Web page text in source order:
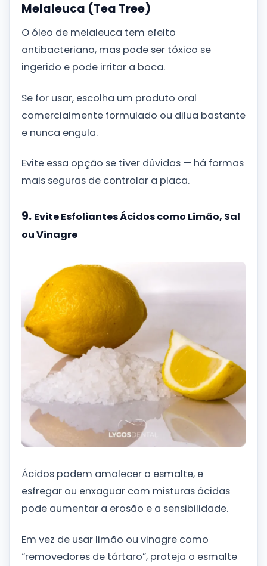
Melaleuca (Tea Tree)
O óleo de melaleuca tem efeito
antibacteriano, mas pode ser tóxico se
ingerido e pode irritar a boca.
Se for usar, escolha um produto oral
comercialmente formulado ou dilua bastante
e nunca engula.
Evite essa opção se tiver dúvidas — há formas
mais seguras de controlar a placa.
9. Evite Esfoliantes Ácidos como Limão, Sal
ou Vinagre
Ácidos podem amolecer o esmalte, e
esfregar ou enxaguar com misturas ácidas
pode aumentar a erosão e a sensibilidade.
Em vez de usar limão ou vinagre como
“removedores de tártaro”, proteja o esmalte